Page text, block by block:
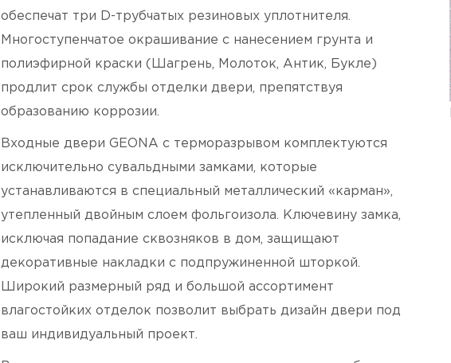
обеспечат три D-трубчатых резиновых уплотнителя.
Многоступенчатое окрашивание с нанесением грунта и
полиэфирной краски (Шагрень, Молоток, Антик, Букле)
продлит срок службы отделки двери, препятствуя
образованию коррозии.
Входные двери GEONA с терморазрывом комплектуются
исключительно сувальдными замками, которые
устанавливаются в специальный металлический «карман»,
утепленный двойным слоем фольгоизола. Ключевину замка,
исключая попадание сквозняков в дом, защищают
декоративные накладки с подпружиненной шторкой.
Широкий размерный ряд и большой ассортимент
влагостойких отделок позволит выбрать дизайн двери под
ваш индивидуальный проект.